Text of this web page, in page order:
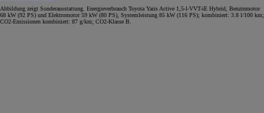
Abbildung zeigt Sonderausstattung. Energieverbrauch Toyota Yaris Active 1,5-l-VVT-iE Hybrid, Benzinmotor
68 kW (92 PS) und Elektromotor 59 kW (80 PS), Systemleistung 85 kW (116 PS); kombiniert: 3.8 l/100 km;
CO2-Emissionen kombiniert: 87 g/km; CO2-Klasse B.